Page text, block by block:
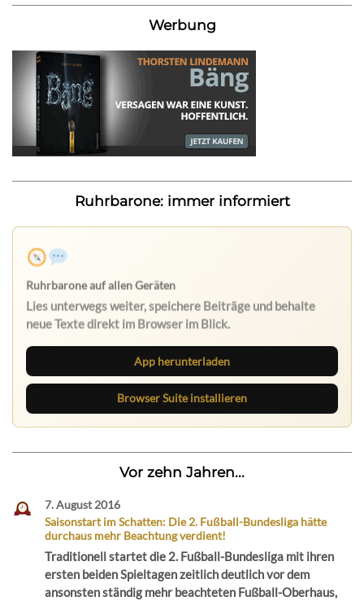
Werbung
Ruhrbarone: immer informiert
Ruhrbarone auf allen Geräten
Lies unterwegs weiter, speichere Beiträge und behalte
neue Texte direkt im Browser im Blick.
App herunterladen
Browser Suite installieren
Vor zehn Jahren...
7. August 2016
Saisonstart im Schatten: Die 2. Fußball-Bundesliga hätte
durchaus mehr Beachtung verdient!
Traditionell startet die 2. Fußball-Bundesliga mit ihren
ersten beiden Spieltagen zeitlich deutlich vor dem
ansonsten ständig mehr beachteten Fußball-Oberhaus,